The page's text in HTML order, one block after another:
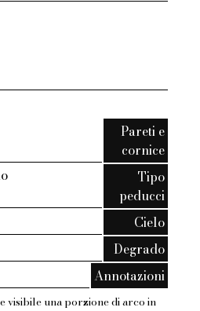
Pareti e
cornice
Tipo
peducci
Cielo
Degrado
Annotazioni
visibile una porzione di arco in